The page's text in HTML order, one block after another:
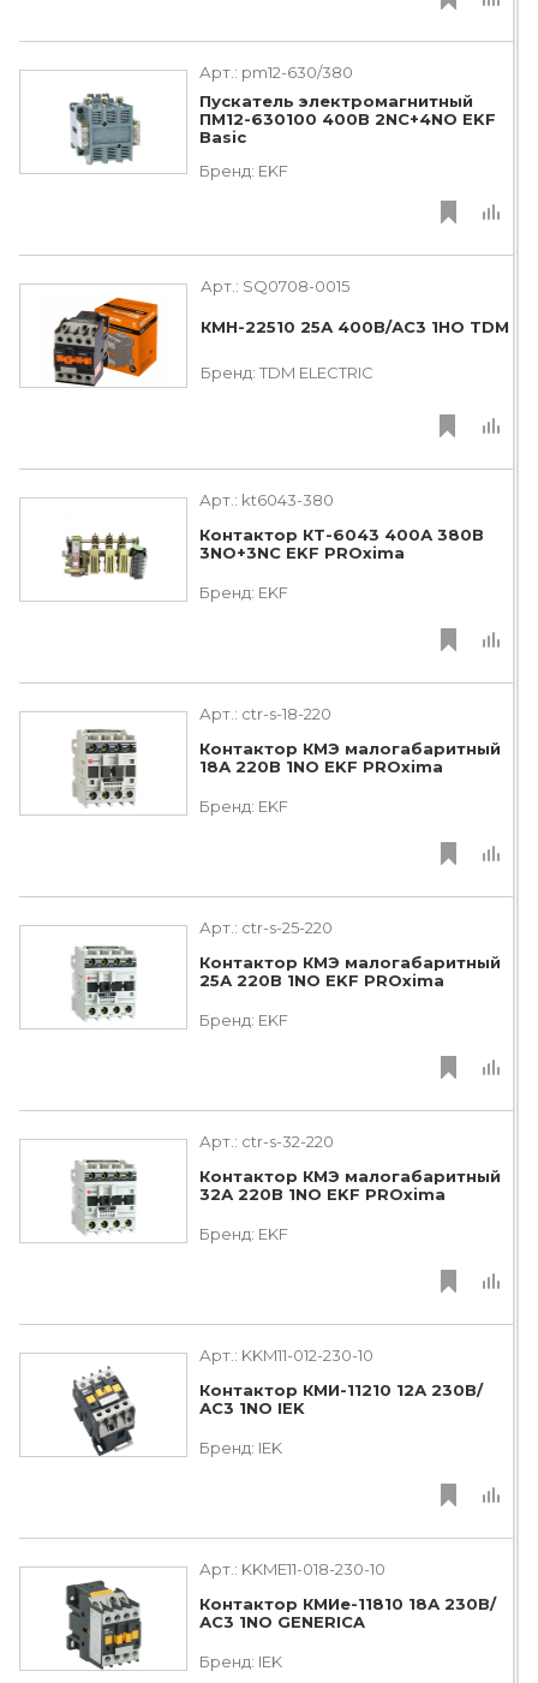
Арт.: pm12-630/380
Пускатель электромагнитный
ПМ12-630100 400В 2NC+4NO EKF
Basic
Бренд: EKF
Арт.: SQ0708-0015
КМН-22510 25А 400В/АС3 1НО TDM
Бренд:TDM ЕLECTRIC
Арт.: kt6043-380
Контактор КТ-6043 400А 380В
3NO+3NC EKF PROxima
Бренд: EKF
Арт.: ctr-s-18-220
Контактор КМЭ малогабаритный
18А 220В 1NO EKF PROxima
Бренд: EKF
Арт.: ctr-s-25-220
Контактор КМЭ малогабаритный
25А 220В 1NO EKF PROxima
Бренд: EKF
Арт.: ctr-s-32-220
Контактор КМЭ малогабаритный
32А 220В 1NO EKF PROxima
Бренд: EKF
Арт.: KKM11-012-230-10
Контактор КМИ-11210 12А 230В/
АС3 1NO IEK
Бренд: IEK
Арт.: KKME11-018-230-10
Контактор КМИе-11810 18А 230В/
АС3 1NO GENERICA
Бренд: IEK